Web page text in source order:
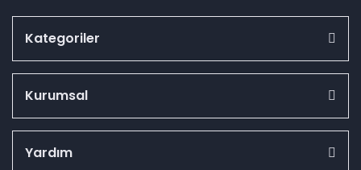
Kategoriler
Kurumsal
Yardım